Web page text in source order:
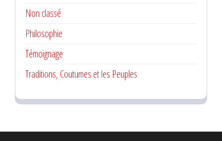
Non classé
Philosophie
Témoignage
Traditions, Coutumes et les Peuples